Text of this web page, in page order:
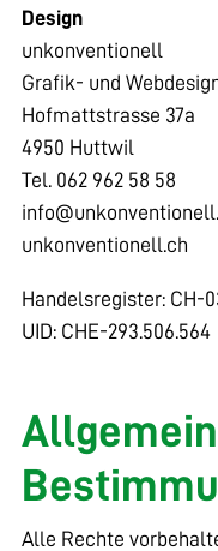
Design
unkonventionell
Grafik- und
Hofmattstrasse 37a
4950 Huttwil
Tel. 062 962 58 58
nf
nk nv nt n ll
unkonventionell.ch
Handelsregister: CH-
UID: CHE-293.506.564
Alle Rechte